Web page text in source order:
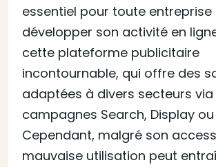
essentiel pour toute
développer son activité en
cette plateforme publicitaire
incontournable, qui offre des
adaptées à divers secteurs via
campagnes Search, Display
Cependant, malgré son
mauvaise utilisation peut